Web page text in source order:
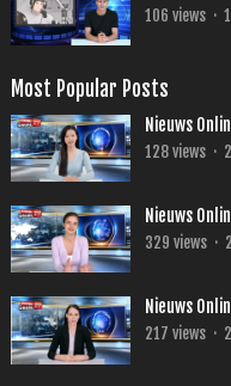
106 views ·
Most Popular Posts
Nieuws
128views ·
Nieuws
329 views ·
Nieuws
217 views ·